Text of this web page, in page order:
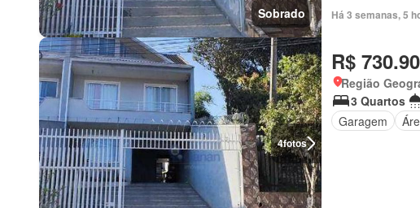
Sobrado Há 3 semanas, 5
4fotos
R$
Região
3 Quartos
Garagem